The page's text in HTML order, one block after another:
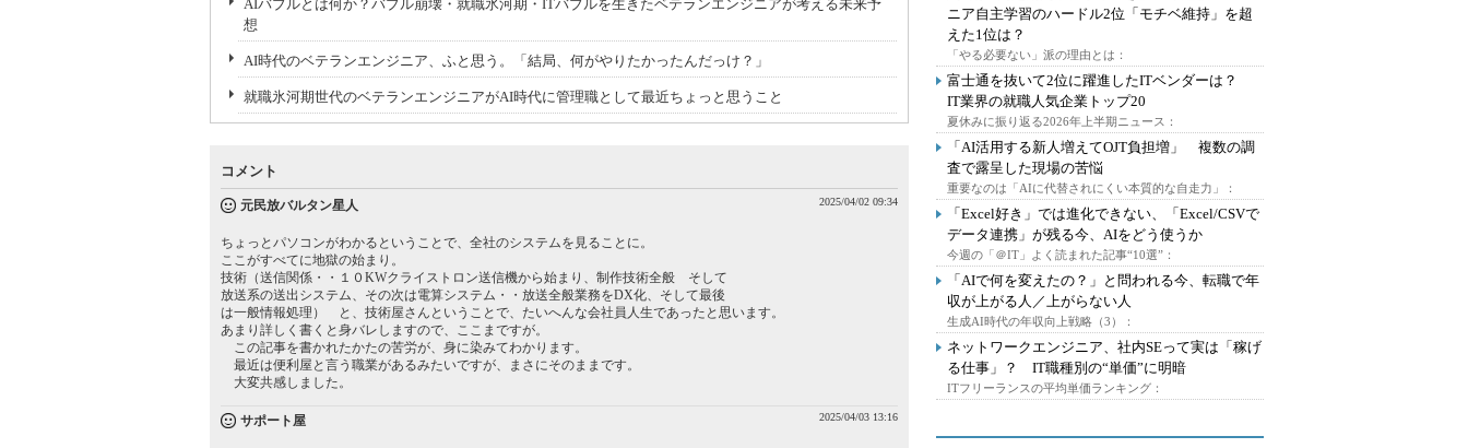
AIバブルとは何か？バブル崩壊・就職氷河期・ITバブルを生きたベテランエンジニアが考える未来予
想
AI時代のベテランエンジニア、ふと思う。「結局、何がやりたかったんだっけ？」
就職氷河期世代のベテランエンジニアがAI時代に管理職として最近ちょっと思うこと
コメント
元民放バルタン星人 2025/04/02 09:34
ちょっとパソコンがわかるということで、全社のシステムを見ることに。
ここがすべてに地獄の始まり。
技術（送信関係・・１０KWクライストロン送信機から始まり、制作技術全般 そして
放送系の送出システム、その次は電算システム・・放送全般業務をDX化、そして最後
は一般情報処理） と、技術屋さんということで、たいへんな会社員人生であったと思います。
あまり詳しく書くと身バレしますので、ここまですが。
この記事を書かれたかたの苦労が、身に染みてわかります。
最近は便利屋と言う職業があるみたいですが、まさにそのままです。
大変共感しました。
サポート屋 2025/04/03 13:16
ニア自主学習のハードル2位「モチベ維持」を超
えた1位は？
「やる必要ない」派の理由とは：
富士通を抜いて2位に躍進したITベンダーは？
IT業界の就職人気企業トップ20
夏休みに振り返る2026年上半期ニュース：
「AI活用する新人増えてOJT負担増」 複数の調
査で露呈した現場の苦悩
重要なのは「AIに代替されにくい本質的な自走力」：
「Excel好き」では進化できない、「Excel/CSVで
データ連携」が残る今、AIをどう使うか
今週の「＠IT」よく読まれた記事“10選”：
「AIで何を変えたの？」と問われる今、転職で年
収が上がる人／上がらない人
生成AI時代の年収向上戦略（3）：
ネットワークエンジニア、社内SEって実は「稼げ
る仕事」？ IT職種別の“単価”に明暗
ITフリーランスの平均単価ランキング：